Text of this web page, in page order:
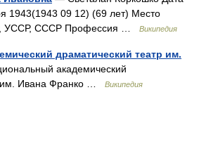
1943(1943 09 12) (69 лет) Место
УССР, СССР Профессия …
Википедия
драматический театр им.
академический
им. Ивана Франко …
Википедия